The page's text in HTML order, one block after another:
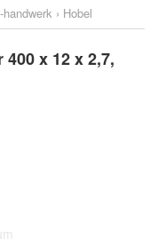
› Hobel
x 12 x 2,7,